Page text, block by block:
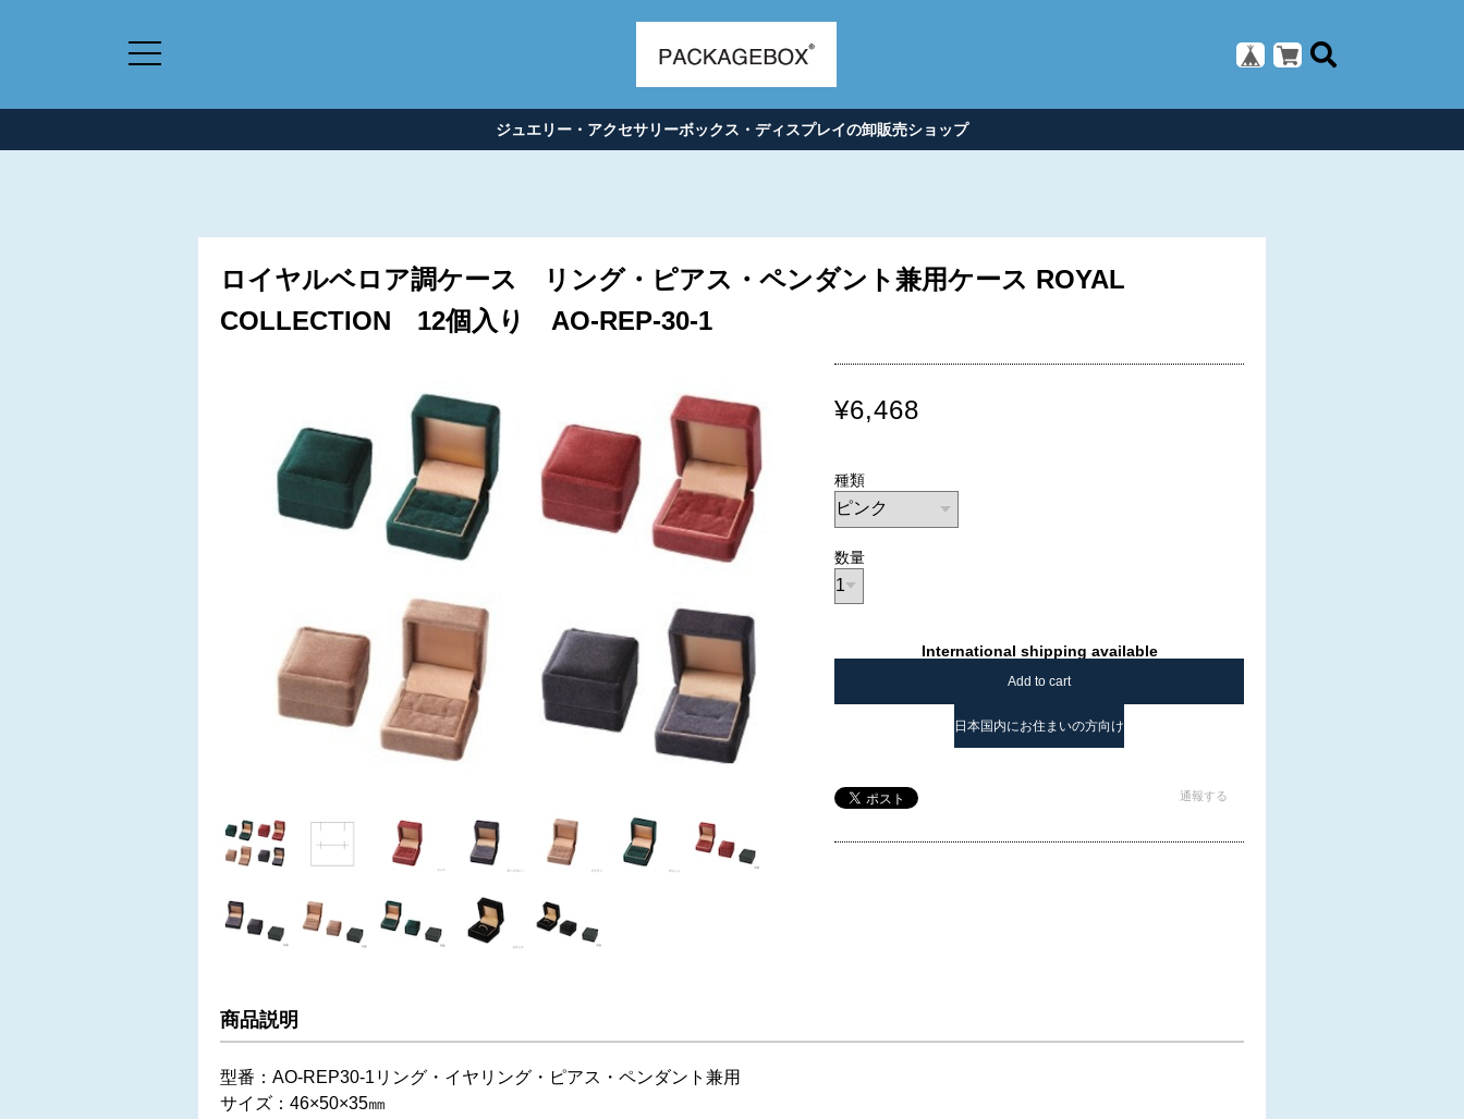
ジュエリー・アクセサリーボックス・ディスプレイの卸販売ショップ
ロイヤルベロア調ケース リング・ピアス・ペンダント兼用ケース ROYAL
COLLECTION 12個入り AO-REP-30-1
¥6,468
種類
数量
International shipping available
Add to cart
日本国内にお住まいの方向け
通報する
商品説明
型番：AO-REP30-1リング・イヤリング・ピアス・ペンダント兼用
サイズ：46×50×35㎜